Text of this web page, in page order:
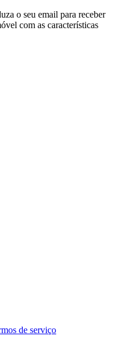
o seu email para receber
com as características
de serviço